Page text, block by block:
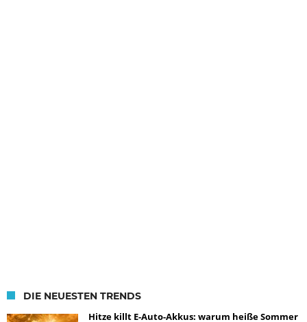
DIE NEUESTEN TRENDS
Hitze killt E-Auto-Akkus: warum heiße Sommer